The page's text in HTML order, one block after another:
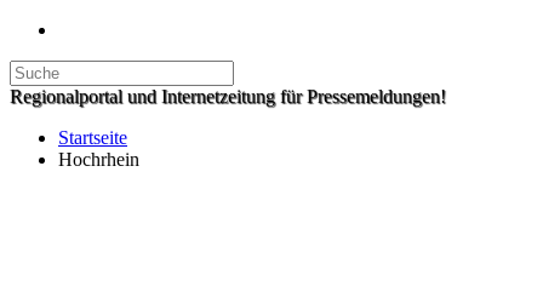
Regionalportal und Internetzeitung für Pressemeldungen!
Startseite
Hochrhein